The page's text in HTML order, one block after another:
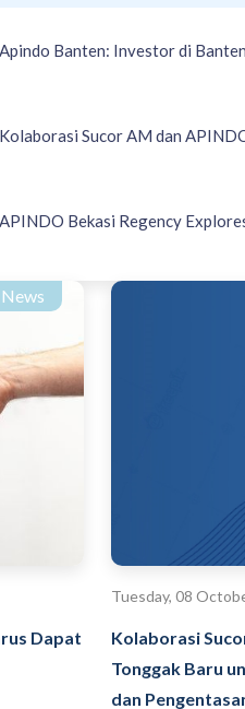
Apindo Banten: Investor di
Kolaborasi Sucor AM dan
APINDO Bekasi Regency
Dapat
Tuesday, 08
Kolaborasi
Tonggak Baru
dan